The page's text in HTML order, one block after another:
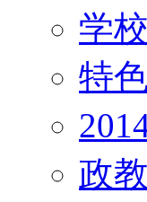
学
特
政